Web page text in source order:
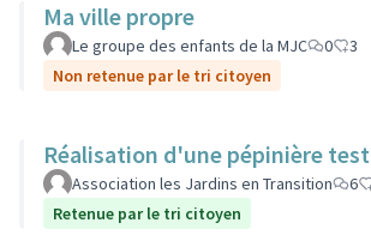
Ma ville propre
Le groupe des enfants de la MJC 0
3
Non retenue par le tri citoyen
Réalisation d'une pépinière test
Association les Jardins en Transition 6
Retenue par le tri citoyen